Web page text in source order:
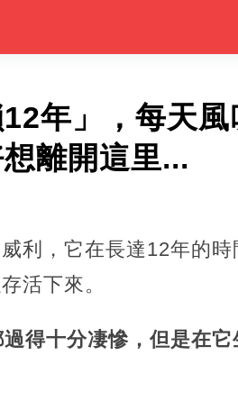
年」，每天
離開這里...
利，它在長達12年的
活下來。
得十分凄慘，但是在